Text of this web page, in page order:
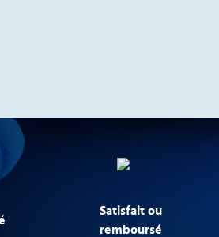
Satisfait ou
remboursé